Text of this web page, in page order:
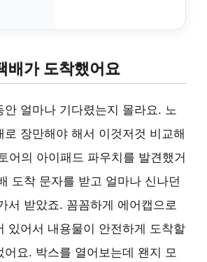
배가 도착했어요
안 얼마나 기다렸는지 몰라요. 노
로 장만해야 해서 이것저것 비교해
어의 아이패드 파우치를 발견했거
도착 문자를 받고 얼마나 신나던
서 받았죠. 꼼꼼하게 에어캡으로
있어서 내용물이 안전하게 도착할
어요. 박스를 열어보는데 왠지 모